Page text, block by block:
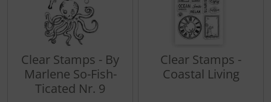
Clear Stamps - By
Marlene So-Fish-
Ticated Nr. 9
Clear Stamps -
Coastal Living